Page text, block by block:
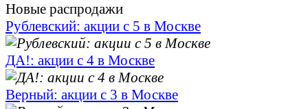
Новые распродажи
Рублевский: акции с 5 в Москве
ДА!: акции с 4 в Москве
Верный: акции с 3 в Москве